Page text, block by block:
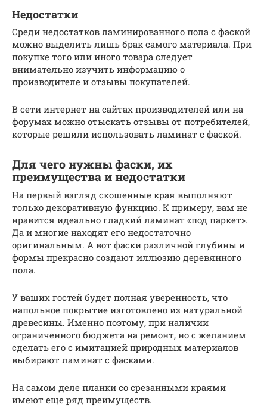
Недостатки
Среди недостатков ламинированного пола с фаской
можно выделить лишь брак самого материала. При
покупке того или иного товара следует
внимательно изучить информацию о
производителе и отзывы покупателей.
В сети интернет на сайтах производителей или на
форумах можно отыскать отзывы от потребителей,
которые решили использовать ламинат с фаской.
Для чего нужны фаски, их
преимущества и недостатки
На первый взгляд скошенные края выполняют
только декоративную функцию. К примеру, вам не
нравится идеально гладкий ламинат «под паркет».
Да и многие находят его недостаточно
оригинальным. А вот фаски различной глубины и
формы прекрасно создают иллюзию деревянного
пола.
У ваших гостей будет полная уверенность, что
напольное покрытие изготовлено из натуральной
древесины. Именно поэтому, при наличии
ограниченного бюджета на ремонт, но с желанием
сделать его с имитацией природных материалов
выбирают ламинат с фасками.
На самом деле планки со срезанными краями
имеют еще ряд преимуществ.